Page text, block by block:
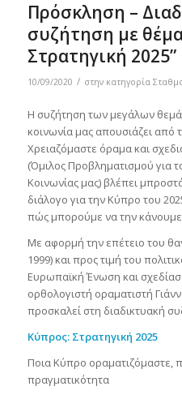
Πρόσκληση –
συζήτηση με
Στρατηγική 2025”
10/09/2020 / στην κατηγορία
Η συζήτηση των μεγάλων
κοινωνία μας απουσιάζει από
Χρειαζόμαστε όραμα και
(Όμιλος Προβληματισμού για
Κοινωνίας μας) βλέπει
διάλογο για την Κύπρο του
πώς μπορούμε να την
Με αφορμή την επέτειο του
1999) και προς τιμή του
Ευρωπαϊκή Ένωση και
ορθολογιστή οραματιστή
προσκαλεί στη διαδικτυακή
Κύπρος: Στρατηγική 2025
Ποια Κύπρο οραματιζόμαστε,
πραγματικότητα